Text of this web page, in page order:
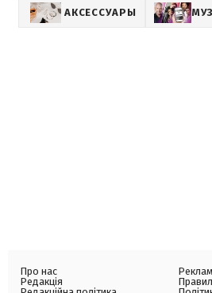
АКСЕССУАРЫ
Про нас
Редакція